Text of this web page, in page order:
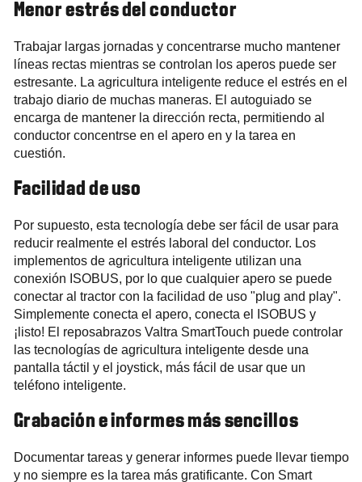
Menor estrés del conductor
Trabajar largas jornadas y concentrarse mucho mantener
líneas rectas mientras se controlan los aperos puede ser
estresante. La agricultura inteligente reduce el estrés en el
trabajo diario de muchas maneras. El autoguiado se
encarga de mantener la dirección recta, permitiendo al
conductor concentrse en el apero en y la tarea en
cuestión.
Facilidad de uso
Por supuesto, esta tecnología debe ser fácil de usar para
reducir realmente el estrés laboral del conductor. Los
implementos de agricultura inteligente utilizan una
conexión ISOBUS, por lo que cualquier apero se puede
conectar al tractor con la facilidad de uso "plug and play".
Simplemente conecta el apero, conecta el ISOBUS y
¡listo! El reposabrazos Valtra SmartTouch puede controlar
las tecnologías de agricultura inteligente desde una
pantalla táctil y el joystick, más fácil de usar que un
teléfono inteligente.
Grabación e informes más sencillos
Documentar tareas y generar informes puede llevar tiempo
y no siempre es la tarea más gratificante. Con Smart